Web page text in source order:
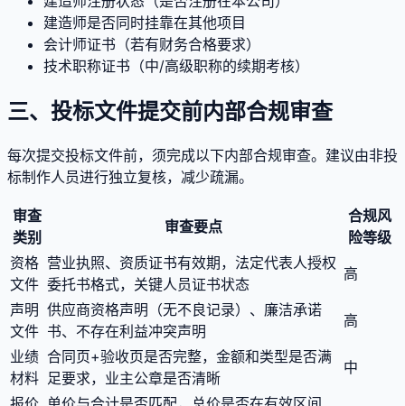
建造师是否同时挂靠在其他项目
会计师证书（若有财务合格要求）
技术职称证书（中/高级职称的续期考核）
三、投标文件提交前内部合规审查
每次提交投标文件前，须完成以下内部合规审查。建议由非投
标制作人员进行独立复核，减少疏漏。
审查
类别
审查要点
合规风
险等级
资格
文件
营业执照、资质证书有效期，法定代表人授权
委托书格式，关键人员证书状态
高
声明
文件
供应商资格声明（无不良记录）、廉洁承诺
书、不存在利益冲突声明
高
业绩
材料
合同页+验收页是否完整，金额和类型是否满
足要求，业主公章是否清晰
中